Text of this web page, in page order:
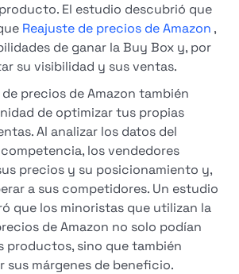
El estudio descubrió que
Reajuste de precios de Amazon ,
de ganar la Buy Box y, por
su visibilidad y sus ventas.
precios de Amazon también
de optimizar tus propias
Al analizar los datos del
los vendedores
precios y su posicionamiento y,
a sus competidores. Un estudio
que los minoristas que utilizan la
de Amazon no solo podían
productos, sino que también
sus márgenes de beneficio.